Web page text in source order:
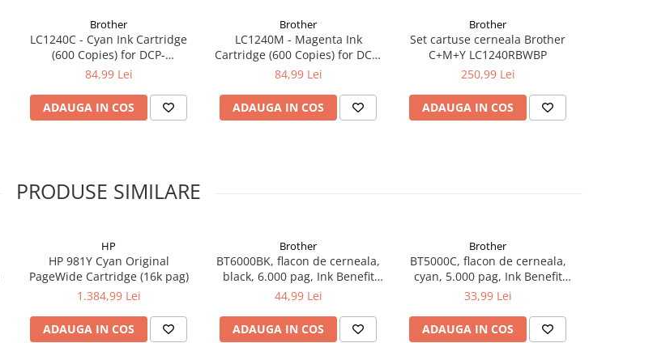
Brother
LC1240C - Cyan Ink Cartridge
(600 Copies) for DCP-
J525W/DCP-J725DW/MFC-
J5910DW/MFC-J6510DW/MFC-
J6910DW
84,99 Lei
ADAUGA IN COS
Brother
LC1240M - Magenta Ink
Cartridge (600 Copies) for DCP-
J525W/DCP-J725DW/MFC-
J5910DW/MFC-J6510DW/MFC-
J6910DW
84,99 Lei
ADAUGA IN COS
Brother
Set cartuse cerneala Brother
C+M+Y LC1240RBWBP
250,99 Lei
ADAUGA IN COS
PRODUSE SIMILARE
HP
HP 981Y Cyan Original
PageWide Cartridge (16k pag)
1.384,99 Lei
ADAUGA IN COS
Brother
BT6000BK, flacon de cerneala,
black, 6.000 pag, Ink Benefit
DCP-T300/T500W/T700W
44,99 Lei
ADAUGA IN COS
Brother
BT5000C, flacon de cerneala,
cyan, 5.000 pag, Ink Benefit
DCP-T300/T500W/T700W
33,99 Lei
ADAUGA IN COS